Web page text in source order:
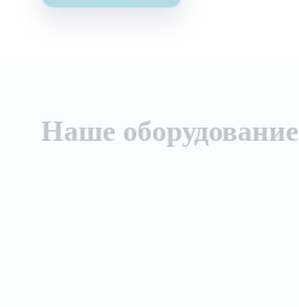
Наше оборудование